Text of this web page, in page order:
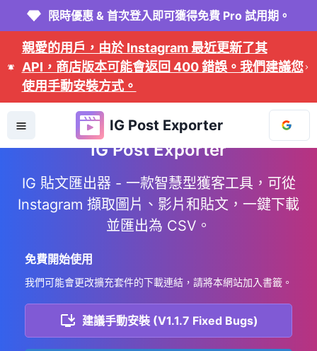
限時優惠 & 首次登入即可獲得免費 Pro 試用期。
親愛的用戶，由於 Instagram 最近更新了其
API，商店版本可能會返回 400 錯誤。我們建議您
使用手動安裝方式。
IG Post Exporter
IG Post Exporter
IG 貼文匯出器 - 一款智慧型獲客工具，可從
Instagram 擷取圖片、影片和貼文，一鍵下載
並匯出為 CSV。
免費開始使用
我們可能會更改擴充套件的下載連結，請將本網站加入書籤。
建議手動安裝 (V1.1.7 Fixed Bugs)